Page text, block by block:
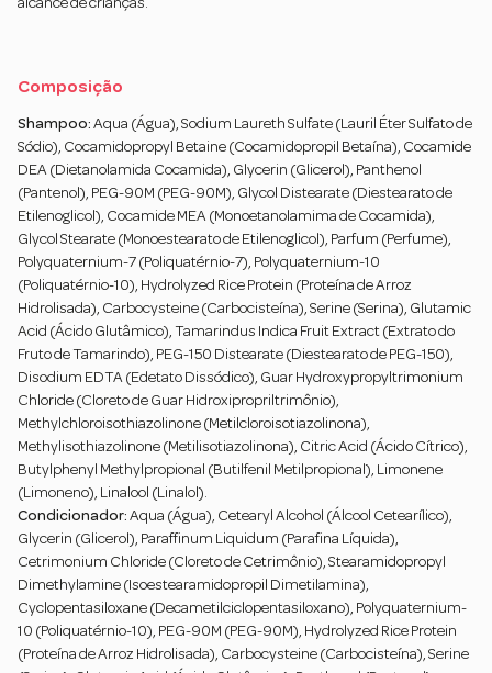
alcance de crianças.
Composição
Shampoo: Aqua (Água), Sodium Laureth Sulfate (Lauril Éter Sulfato de
Sódio), Cocamidopropyl Betaine (Cocamidopropil Betaína), Cocamide
DEA (Dietanolamida Cocamida), Glycerin (Glicerol), Panthenol
(Pantenol), PEG-90M (PEG-90M), Glycol Distearate (Diestearato de
Etilenoglicol), Cocamide MEA (Monoetanolamima de Cocamida),
Glycol Stearate (Monoestearato de Etilenoglicol), Parfum (Perfume),
Polyquaternium-7 (Poliquatérnio-7), Polyquaternium-10
(Poliquatérnio-10), Hydrolyzed Rice Protein (Proteína de Arroz
Hidrolisada), Carbocysteine (Carbocisteína), Serine (Serina), Glutamic
Acid (Ácido Glutâmico), Tamarindus Indica Fruit Extract (Extrato do
Fruto de Tamarindo), PEG-150 Distearate (Diestearato de PEG-150),
Disodium EDTA (Edetato Dissódico), Guar Hydroxypropyltrimonium
Chloride (Cloreto de Guar Hidroxipropriltrimônio),
Methylchloroisothiazolinone (Metilcloroisotiazolinona),
Methylisothiazolinone (Metilisotiazolinona), Citric Acid (Ácido Cítrico),
Butylphenyl Methylpropional (Butilfenil Metilpropional), Limonene
(Limoneno), Linalool (Linalol).
Condicionador: Aqua (Água), Cetearyl Alcohol (Álcool Cetearílico),
Glycerin (Glicerol), Paraffinum Liquidum (Parafina Líquida),
Cetrimonium Chloride (Cloreto de Cetrimônio), Stearamidopropyl
Dimethylamine (Isoestearamidopropil Dimetilamina),
Cyclopentasiloxane (Decametilciclopentasiloxano), Polyquaternium-
10 (Poliquatérnio-10), PEG-90M (PEG-90M), Hydrolyzed Rice Protein
(Proteína de Arroz Hidrolisada), Carbocysteine (Carbocisteína), Serine